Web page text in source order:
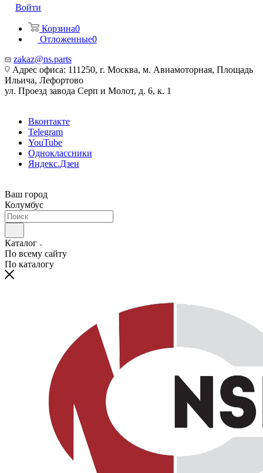
Войти
Корзина0
Отложенные0
zakaz@ns.parts
Адрес офиса: 111250, г. Москва, м. Авиамоторная, Площадь
Ильича, Лефортово
ул. Проезд завода Серп и Молот, д. 6, к. 1
Вконтакте
Telegram
YouTube
Одноклассники
Яндекс.Дзен
Ваш город
Колумбус
Каталог
По всему сайту
По каталогу